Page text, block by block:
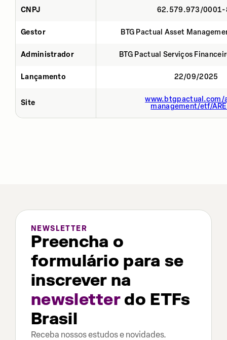
CNPJ 62.579.973/0001-
Gestor BTG Pactual Asset
Administrador BTG Pactual Serviços
Lançamento 22/09/2025
Site
www.btgpactual.com/
management/etf/
NEWSLETTER
Preencha o
formulário para se
inscrever na
newsletterdo ETFs
Brasil
Receba nossos estudos e novidades.